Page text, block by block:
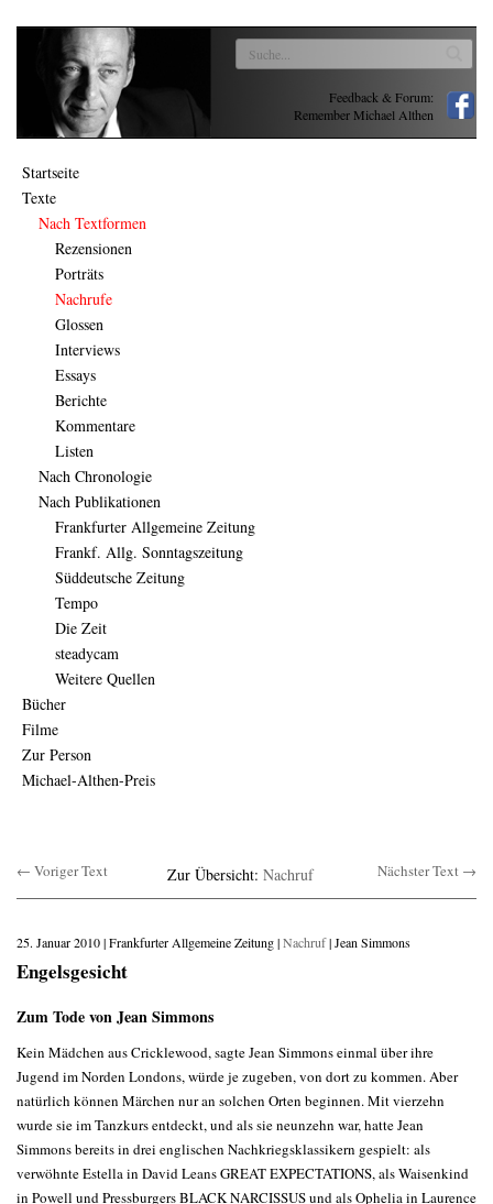
Feedback & Forum:
Remember Michael Althen
Startseite
Texte
Nach Textformen
Rezensionen
Porträts
Nachrufe
Glossen
Interviews
Essays
Berichte
Kommentare
Listen
Nach Chronologie
Nach Publikationen
Frankfurter Allgemeine Zeitung
Frankf. Allg. Sonntagszeitung
Süddeutsche Zeitung
Tempo
Die Zeit
steadycam
Weitere Quellen
Bücher
Filme
Zur Person
Michael-Althen-Preis
← Voriger Text Zur Übersicht: Nachruf Nächster Text →
25. Januar 2010 | Frankfurter Allgemeine Zeitung |Nachruf| Jean Simmons
Engelsgesicht
Zum Tode von Jean Simmons
Kein Mädchen aus Cricklewood, sagte Jean Simmons einmal über ihre
Jugend im Norden Londons, würde je zugeben, von dort zu kommen. Aber
natürlich können Märchen nur an solchen Orten beginnen. Mit vierzehn
wurde sie im Tanzkurs entdeckt, und als sie neunzehn war, hatte Jean
Simmons bereits in drei englischen Nachkriegsklassikern gespielt: als
verwöhnte Estella in David Leans GREAT EXPECTATIONS, als Waisenkind
in Powell und Pressburgers BLACK NARCISSUS und als Ophelia in Laurence